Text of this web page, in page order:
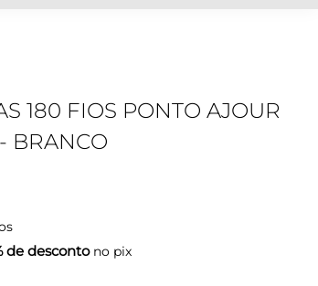
180 FIOS PONTO AJOUR
BRANCO
de descontono pix